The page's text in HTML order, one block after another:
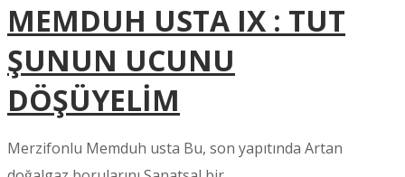
MEMDUH USTA IX : TUT
ŞUNUN UCUNU
DÖŞÜYELİM
Merzifonlu Memduh usta Bu, son yapıtında Artan